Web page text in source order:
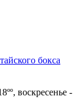
воскресенье -